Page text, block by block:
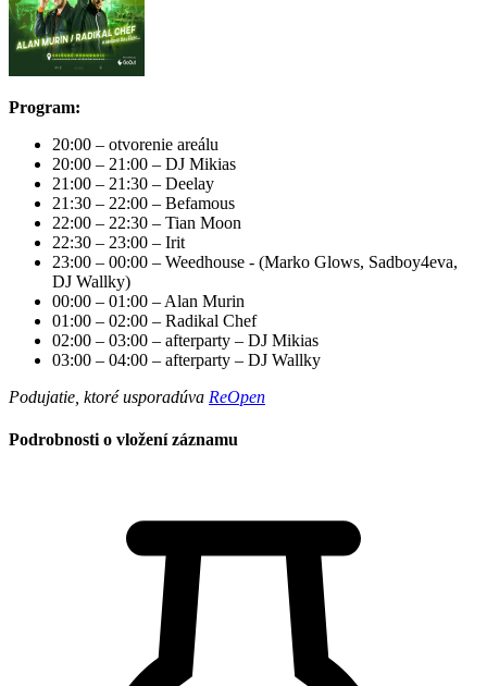
Program:
20:00 – otvorenie areálu
20:00 – 21:00 – DJ Mikias
21:00 – 21:30 – Deelay
21:30 – 22:00 – Befamous
22:00 – 22:30 – Tian Moon
22:30 – 23:00 – Irit
23:00 – 00:00 – Weedhouse - (Marko Glows, Sadboy4eva,
DJ Wallky)
00:00 – 01:00 – Alan Murin
01:00 – 02:00 – Radikal Chef
02:00 – 03:00 – afterparty – DJ Mikias
03:00 – 04:00 – afterparty – DJ Wallky
Podujatie, ktoré usporadúva ReOpen
Podrobnosti o vložení záznamu